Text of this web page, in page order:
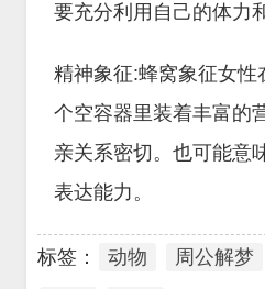
要充分利用自己的体力
精神象征:蜂窝象征女性
个空容器里装着丰富的
亲关系密切。也可能意
表达能力。
标签： 动物 周公解梦